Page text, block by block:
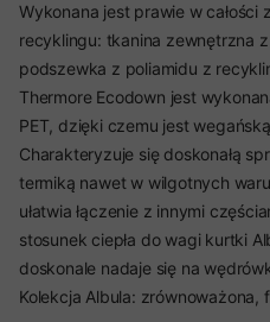
Wykonana jest prawie w całości
recyklingu: tkanina zewnętrzna
podszewka z poliamidu z
Thermore Ecodown jest
PET, dzięki czemu jest
Charakteryzuje się doskonałą
termiką nawet w wilgotnych
ułatwia łączenie z innymi
stosunek ciepła do wagi kurtki
doskonale nadaje się na
Kolekcja Albula: zrównoważona,